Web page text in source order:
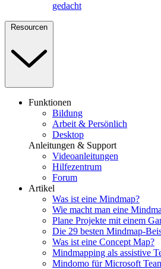
gedacht
Resourcen
Funktionen
Bildung
Arbeit & Persönlich
Desktop
Anleitungen & Support
Videoanleitungen
Hilfezentrum
Forum
Artikel
Was ist eine Mindmap?
Wie macht man eine
Plane Projekte mit einem
Die 29 besten Mindmap-
Was ist eine Concept Map?
Mindmapping als assistive
Mindomo für Microsoft